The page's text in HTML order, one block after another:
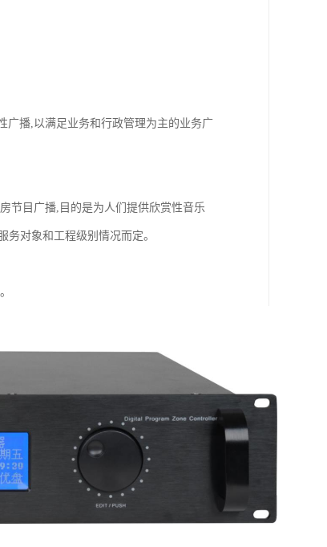
广播,以满足业务和行政管理为主的业务广
节目广播,目的是为人们提供欣赏性音乐
对象和工程级别情况而定。